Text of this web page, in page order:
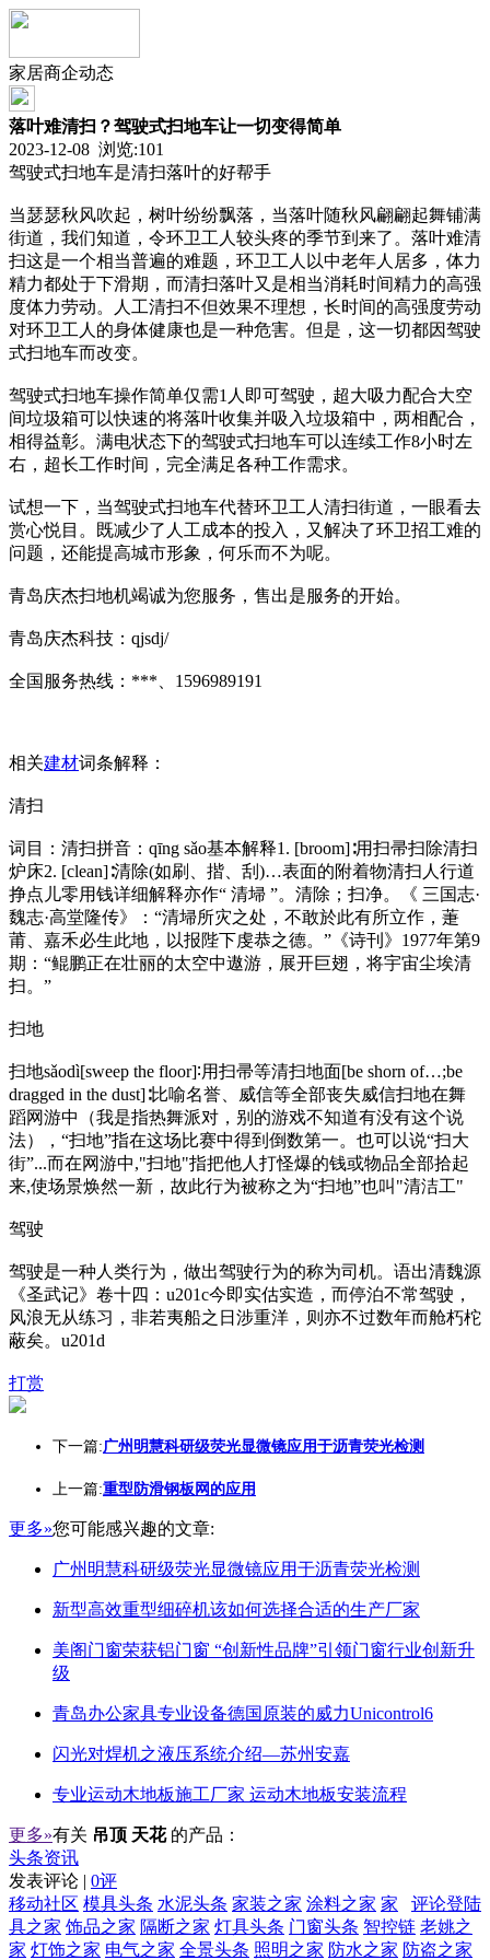
家居商企动态
落叶难清扫？驾驶式扫地车让一切变得简单
2023-12-08 浏览:101
驾驶式扫地车是清扫落叶的好帮手
当瑟瑟秋风吹起，树叶纷纷飘落，当落叶随秋风翩翩起舞铺满
街道，我们知道，令环卫工人较头疼的季节到来了。落叶难清
扫这是一个相当普遍的难题，环卫工人以中老年人居多，体力
精力都处于下滑期，而清扫落叶又是相当消耗时间精力的高强
度体力劳动。人工清扫不但效果不理想，长时间的高强度劳动
对环卫工人的身体健康也是一种危害。但是，这一切都因驾驶
式扫地车而改变。
驾驶式扫地车操作简单仅需1人即可驾驶，超大吸力配合大空
间垃圾箱可以快速的将落叶收集并吸入垃圾箱中，两相配合，
相得益彰。满电状态下的驾驶式扫地车可以连续工作8小时左
右，超长工作时间，完全满足各种工作需求。
试想一下，当驾驶式扫地车代替环卫工人清扫街道，一眼看去
赏心悦目。既减少了人工成本的投入，又解决了环卫招工难的
问题，还能提高城市形象，何乐而不为呢。
青岛庆杰扫地机竭诚为您服务，售出是服务的开始。
青岛庆杰科技：qjsdj/
全国服务热线：***、1596989191
相关建材词条解释：
清扫
词目：清扫拼音：qīng sǎo基本解释1. [broom]∶用扫帚扫除清扫
炉床2. [clean]∶清除(如刷、揩、刮)…表面的附着物清扫人行道
挣点儿零用钱详细解释亦作“ 清埽 ”。清除；扫净。《 三国志·
魏志·高堂隆传》：“清埽所灾之处，不敢於此有所立作，萐
莆、嘉禾必生此地，以报陛下虔恭之德。”《诗刊》1977年第9
期：“鲲鹏正在壮丽的太空中遨游，展开巨翅，将宇宙尘埃清
扫。”
扫地
扫地sǎodì[sweep the floor]∶用扫帚等清扫地面[be shorn of…;be
dragged in the dust]∶比喻名誉、威信等全部丧失威信扫地在舞
蹈网游中（我是指热舞派对，别的游戏不知道有没有这个说
法），“扫地”指在这场比赛中得到倒数第一。也可以说“扫大
街”...而在网游中,"扫地"指把他人打怪爆的钱或物品全部拾起
来,使场景焕然一新，故此行为被称之为“扫地”也叫"清洁工"
驾驶
驾驶是一种人类行为，做出驾驶行为的称为司机。语出清魏源
《圣武记》卷十四：u201c今即实估实造，而停泊不常驾驶，
风浪无从练习，非若夷船之日涉重洋，则亦不过数年而舱朽柁
蔽矣。u201d
打赏
下一篇:广州明慧科研级荧光显微镜应用于沥青荧光检测
上一篇:重型防滑钢板网的应用
更多»您可能感兴趣的文章:
广州明慧科研级荧光显微镜应用于沥青荧光检测
新型高效重型细碎机该如何选择合适的生产厂家
美阁门窗荣获铝门窗 “创新性品牌”引领门窗行业创新升
级
青岛办公家具专业设备德国原装的威力Unicontrol6
闪光对焊机之液压系统介绍—苏州安嘉
专业运动木地板施工厂家 运动木地板安装流程
更多»有关 吊顶 天花 的产品：
头条资讯
发表评论 | 0评
评论登陆
移动社区 模具头条 水泥头条 家装之家 涂料之家 家
具之家 饰品之家 隔断之家 灯具头条 门窗头条 智控链 老姚之
家 灯饰之家 电气之家 全景头条 照明之家 防水之家 防盗之家